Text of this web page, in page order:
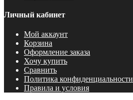
Личный кабинет
Мой аккаунт
Корзина
Оформление заказа
Хочу купить
Сравнить
Политика конфиденциальности
Правила и условия